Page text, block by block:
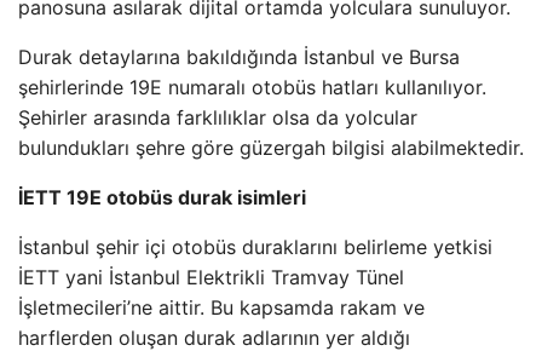
panosuna asılarak dijital ortamda yolculara sunuluyor.
Durak detaylarına bakıldığında İstanbul ve Bursa
şehirlerinde 19E numaralı otobüs hatları kullanılıyor.
Şehirler arasında farklılıklar olsa da yolcular
bulundukları şehre göre güzergah bilgisi alabilmektedir.
İETT 19E otobüs durak isimleri
İstanbul şehir içi otobüs duraklarını belirleme yetkisi
İETT yani İstanbul Elektrikli Tramvay Tünel
İşletmecileri’ne aittir. Bu kapsamda rakam ve
harflerden oluşan durak adlarının yer aldığı